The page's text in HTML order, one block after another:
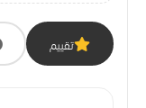
تقييم